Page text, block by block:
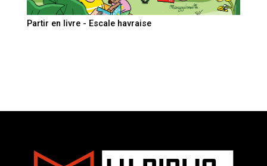
Partir en livre - Escale havraise